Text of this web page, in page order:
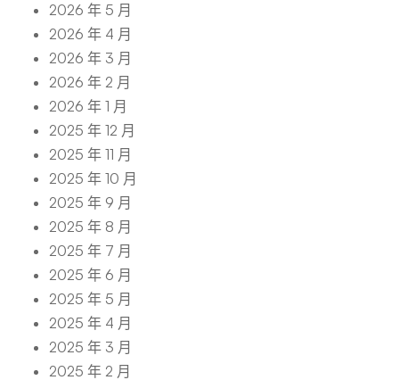
2026 年 5 月
2026 年 4 月
2026 年 3 月
2026 年 2 月
2026 年 1 月
2025 年 12 月
2025 年 11 月
2025 年 10 月
2025 年 9 月
2025 年 8 月
2025 年 7 月
2025 年 6 月
2025 年 5 月
2025 年 4 月
2025 年 3 月
2025 年 2 月